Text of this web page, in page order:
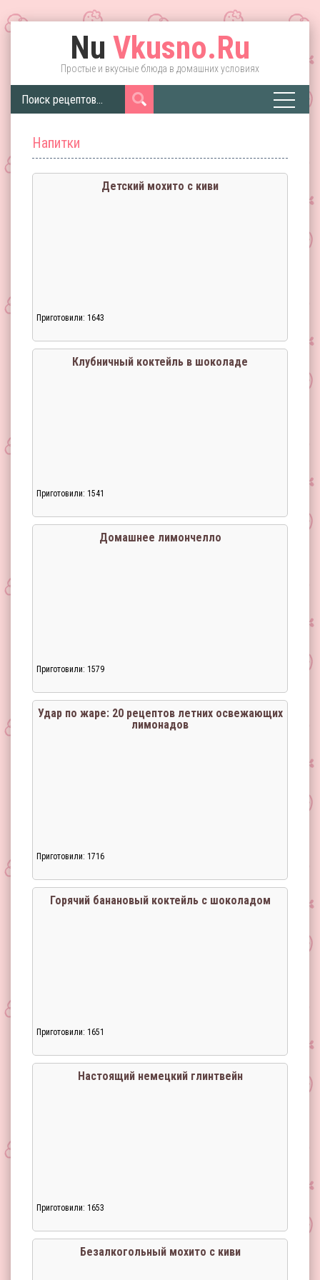
Nu Vkusno.Ru
Простые и вкусные блюда в домашних условиях
Напитки
Детский мохито с киви
Приготовили: 1643
Клубничный коктейль в шоколаде
Приготовили: 1541
Домашнее лимончелло
Приготовили: 1579
Удар по жаре: 20 рецептов летних освежающих
лимонадов
Приготовили: 1716
Горячий банановый коктейль с шоколадом
Приготовили: 1651
Настоящий немецкий глинтвейн
Приготовили: 1653
Безалкогольный мохито с киви